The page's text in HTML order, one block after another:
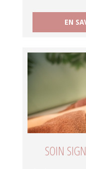
EN
SOIN